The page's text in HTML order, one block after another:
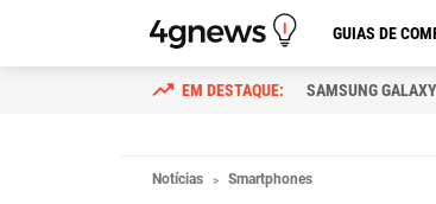
GUIAS DE
SAMSUNG
Notícias Smartphones